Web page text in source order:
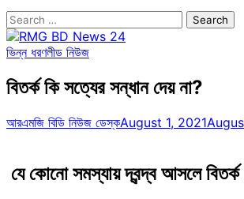
Search
for:
ভিন্ন ধরণলীড নিউজ
বিতর্ক কি সত্যের সন্ধান দেয় না?
আরএমজি বিডি নিউজ ডেস্কAugust 1, 2021
যে কোনো সমস্যায় দ্বন্দ্ব আসলে